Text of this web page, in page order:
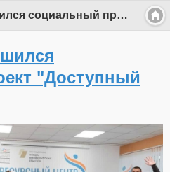
В Тюмени завершился социальный проект "Доступный кёрлинг"
"Доступный